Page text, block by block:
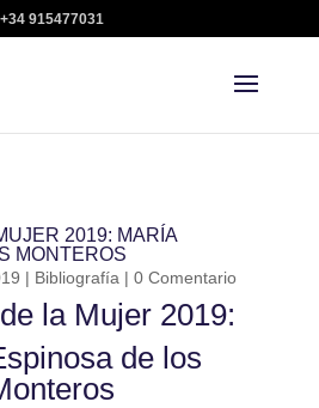
+34 915477031
2019: MARÍA
MONTEROS
| Bibliografía | 0 Comentario
la Mujer 2019:
de los